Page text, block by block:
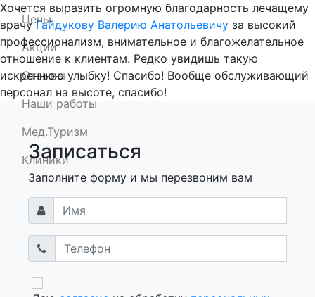
Сеть стоматологических клиник Фактор Улыбки
Цены
Акции
Отзывы
Наши работы
Мед.Туризм
Клиники
Хочется выразить огромную благодарность лечащему
врачуГайдукову Валерию Анатольевичу за высокий
профессионализм, внимательное и благожелательное
отношение к клиентам. Редко увидишь такую
искреннюю улыбку! Спасибо! Вообще обслуживающий
персонал на высоте, спасибо!
Записаться
Заполните форму и мы перезвоним вам